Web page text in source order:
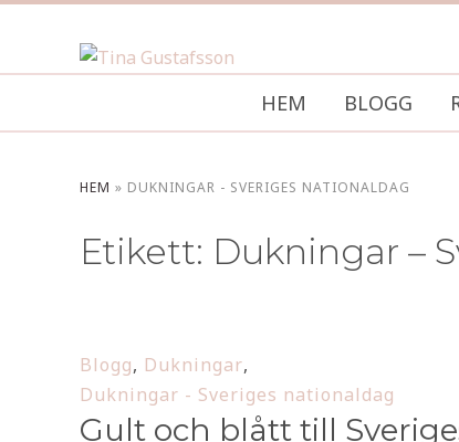
HEM BLOGG
HEM » DUKNINGAR - SVERIGES NATIONALDAG
Etikett: Dukningar –
Blogg, Dukningar,
Dukningar - Sveriges nationaldag
Gult och blått till